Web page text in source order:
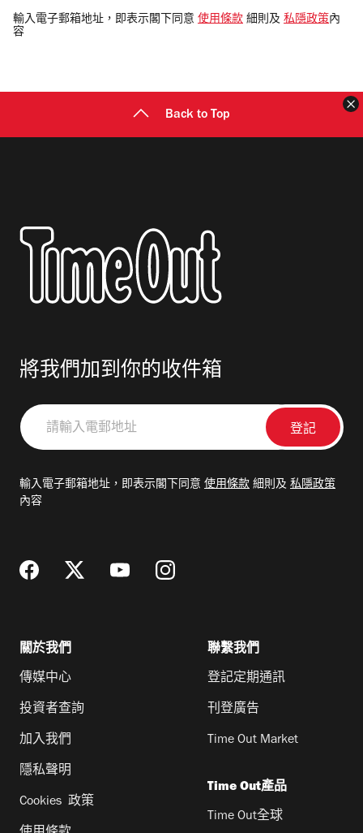
電
郵
輸入電子郵箱地址，即表示閣下同意 使用條款 細則及 私隱政策 內
容
Back to Top
將我們加到你的收件箱
請
輸
郵
輸入電子郵箱地址，即表示閣下同意 使用條款 細則及 私隱政策
內容
關於我們
傳媒中心
投資者查詢
加入我們
隱私聲明
Cookies 政策
聯繫我們
登記定期通訊
刊登廣告
Time Out Market
Time Out產品
Time Out全球